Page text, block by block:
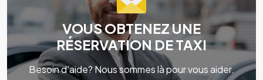
VOUS OBTENEZ UNE
RÉSERVATION DE TAXI
Besoin d'aide? Nous sommes là pour vous aider.